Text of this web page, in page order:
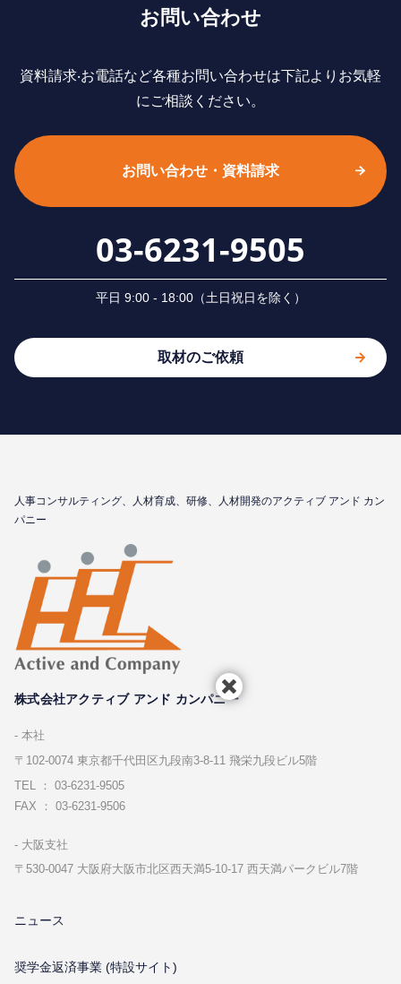
お問い合わせ
資料請求‧お電話など各種お問い合わせは下記よりお気軽
にご相談ください。
お問い合わせ・資料請求
03-6231-9505
平⽇ 9:00 - 18:00（⼟⽇祝⽇を除く）
取材のご依頼
⼈事コンサルティング、⼈材育成、研修、⼈材開発のアクティブ アンド カン
パニー
株式会社アクティブ アンド カンパニー
本社
〒102-0074 東京都千代⽥区九段南3-8-11 飛栄九段ビル5階
TEL ： 03-6231-9505
FAX ： 03-6231-9506
⼤阪⽀社
〒530-0047 ⼤阪府⼤阪市北区⻄天満5-10-17 ⻄天満パークビル7階
ニュース
奨学金返済事業 (特設サイト)